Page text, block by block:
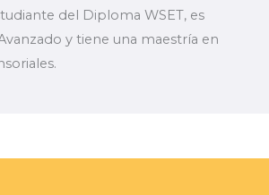
del Diploma WSET, es
y tiene una maestría en